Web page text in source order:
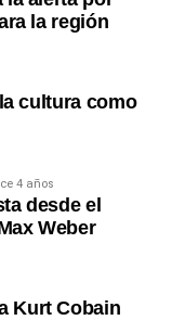
la región
cultura como
4 años
desde el
Weber
Kurt Cobain